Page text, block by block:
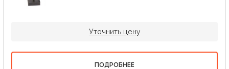
Уточнить цену
ПОДРОБНЕЕ